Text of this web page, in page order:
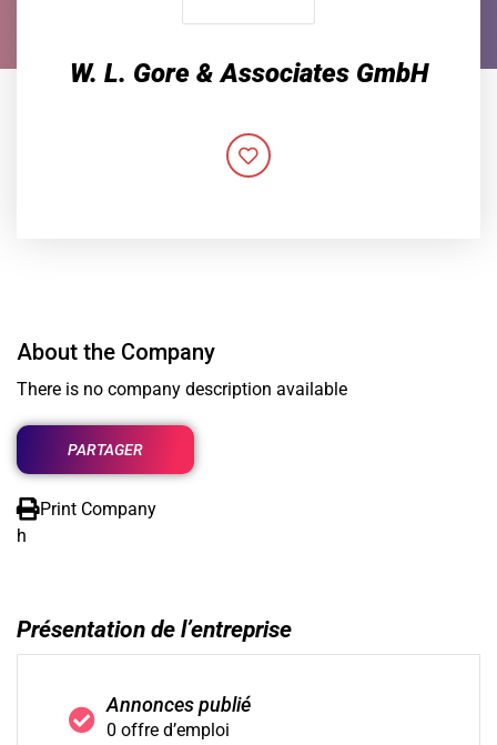
W. L. Gore & Associates GmbH
About the Company
There is no company description available
PARTAGER
Print Company
h
Présentation de l’entreprise
Annonces publié
0 offre d’emploi